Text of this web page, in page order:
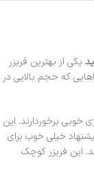
یکی از بهترین فریزر
که حجم بالایی در
خوبی برخوردارند. این
خیلی خوب برای
این فریزر کوچک